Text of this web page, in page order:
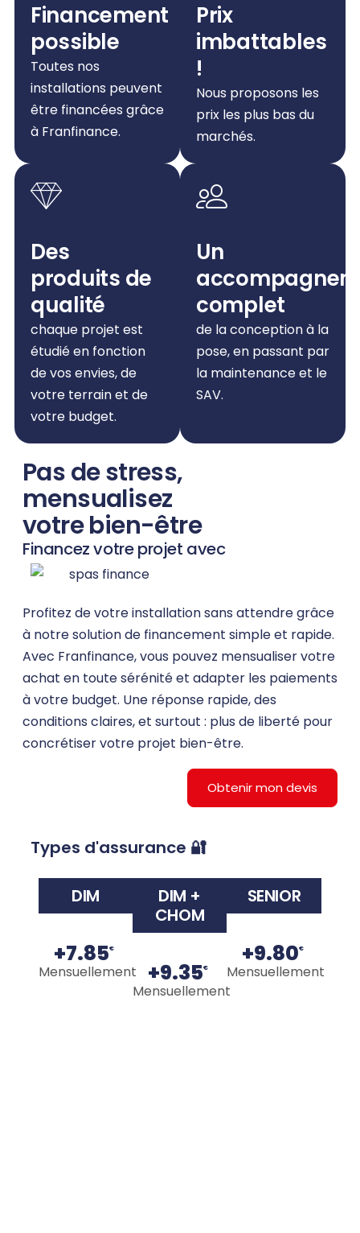
Financement
possible
Toutes nos
installations peuvent
être financées grâce
à Franfinance.
Prix
imbattables
!
Nous proposons les
prix les plus bas du
marchés.
Des
produits de
qualité
chaque projet est
étudié en fonction
de vos envies, de
votre terrain et de
votre budget.
Un
complet
de la conception à la
pose, en passant par
la maintenance et le
SAV.
Types d'assurance 🔐
DIM
+7.85€
Mensuellement
DIM +
CHOM
+9.35€
Mensuellement
SENIOR
+9.80€
Mensuellement
Pas de stress,
mensualisez
votre bien-être
Financez votre projet avec
Profitez de votre installation sans attendre grâce
à notre solution de financement simple et rapide.
Avec Franfinance, vous pouvez mensualiser votre
achat en toute sérénité et adapter les paiements
à votre budget. Une réponse rapide, des
conditions claires, et surtout : plus de liberté pour
concrétiser votre projet bien-être.
Obtenir mon devis